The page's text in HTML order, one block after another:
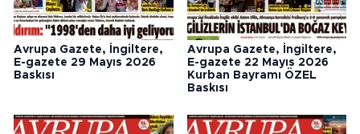
Avrupa Gazete, İngiltere,
E-gazete 29 Mayıs 2026
Baskısı
Avrupa Gazete, İngiltere,
E-gazete 22 Mayıs 2026
Kurban Bayramı ÖZEL
Baskısı